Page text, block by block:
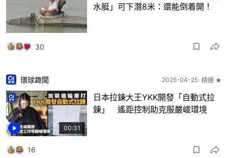
水艇」可下潛8米：還能倒着開！
30
00:31
環球趣聞 2025-04-25 精選 ★
日本拉鍊大王YKK開發「自動式拉
鍊」 遙距控制助克服嚴峻環境
16